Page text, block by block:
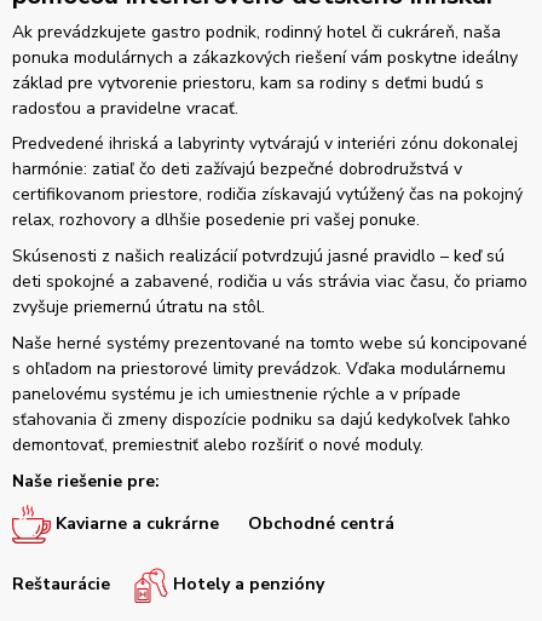
Ak prevádzkujete gastro podnik, rodinný hotel či cukráreň, naša
ponuka modulárnych a zákazkových riešení vám poskytne ideálny
základ pre vytvorenie priestoru, kam sa rodiny s deťmi budú s
radosťou a pravidelne vracať.
Predvedené ihriská a labyrinty vytvárajú v interiéri zónu dokonalej
harmónie: zatiaľ čo deti zažívajú bezpečné dobrodružstvá v
certifikovanom priestore, rodičia získavajú vytúžený čas na pokojný
relax, rozhovory a dlhšie posedenie pri vašej ponuke.
Skúsenosti z našich realizácií potvrdzujú jasné pravidlo – keď sú
deti spokojné a zabavené, rodičia u vás strávia viac času, čo priamo
zvyšuje priemernú útratu na stôl.
Naše herné systémy prezentované na tomto webe sú koncipované
s ohľadom na priestorové limity prevádzok. Vďaka modulárnemu
panelovému systému je ich umiestnenie rýchle a v prípade
sťahovania či zmeny dispozície podniku sa dajú kedykoľvek ľahko
demontovať, premiestniť alebo rozšíriť o nové moduly.
Naše riešenie pre:
Kaviarne a cukrárne
Obchodné centrá
Reštaurácie Hotely a penzióny